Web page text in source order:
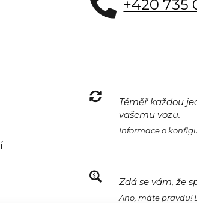
+420 735
Téměř každou
vašemu vozu.
Informace o
Zdá se vám, že
Ano, máte pravdu!